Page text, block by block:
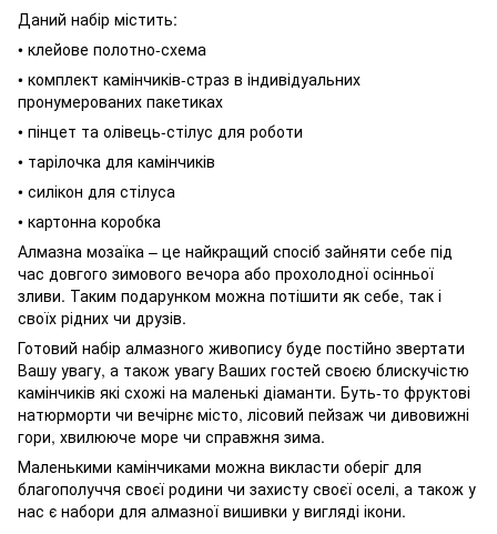
Даний набір містить:
• клейове полотно-схема
• комплект камінчиків-страз в індивідуальних
пронумерованих пакетиках
• пінцет та олівець-стілус для роботи
• тарілочка для камінчиків
• силікон для стілуса
• картонна коробка
Алмазна мозаїка – це найкращий спосіб зайняти себе під
час довгого зимового вечора або прохолодної осінньої
зливи. Таким подарунком можна потішити як себе, так і
своїх рідних чи друзів.
Готовий набір алмазного живопису буде постійно звертати
Вашу увагу, а також увагу Ваших гостей своєю блискучістю
камінчиків які схожі на маленькі діаманти. Буть-то фруктові
натюрморти чи вечірнє місто, лісовий пейзаж чи дивовижні
гори, хвилююче море чи справжня зима.
Маленькими камінчиками можна викласти оберіг для
благополуччя своєї родини чи захисту своєї оселі, а також у
нас є набори для алмазної вишивки у вигляді ікони.